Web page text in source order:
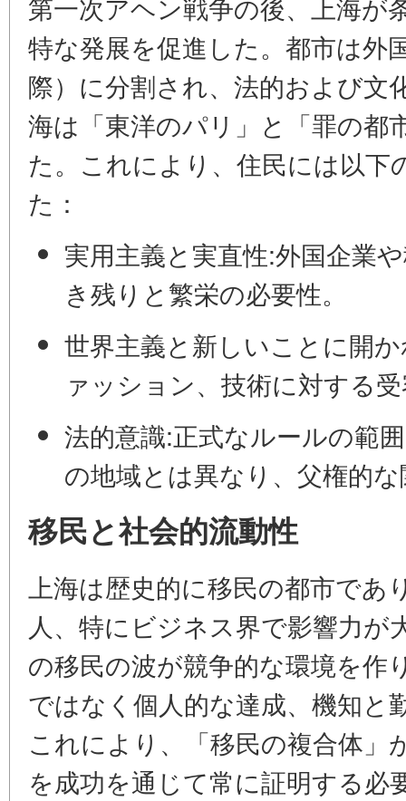
特な発展を促進した。都市は外
際）に分割され、法的および文
海は「東洋のパリ」と「罪の都
た。これにより、住民には以下
た：
実用主義と実直性:外国企業
き残りと繁栄の必要性。
世界主義と新しいことに開
ァッション、技術に対する
法的意識:正式なルールの範
の地域とは異なり、父権的
移民と社会的流動性
上海は歴史的に移民の都市であ
人、特にビジネス界で影響力が
の移民の波が競争的な環境を作
ではなく個人的な達成、機知と
これにより、「移民の複合体」
を成功を通じて常に証明する必